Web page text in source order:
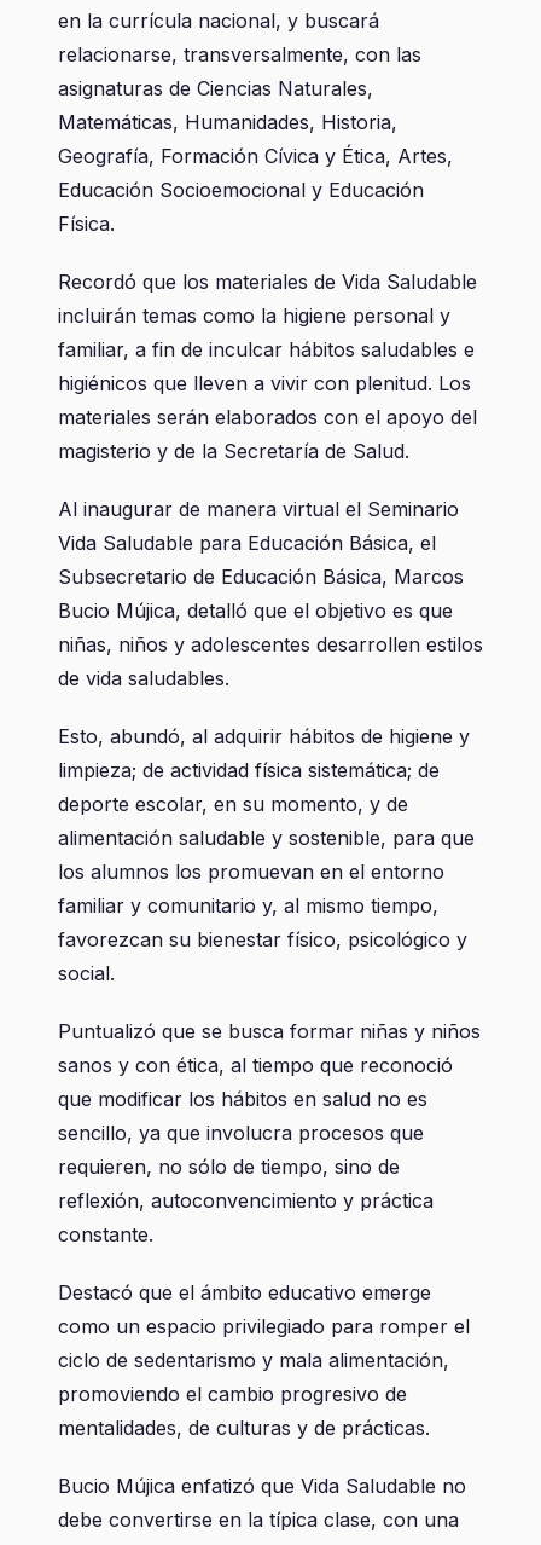
en la currícula nacional, y buscará
relacionarse, transversalmente, con las
asignaturas de Ciencias Naturales,
Matemáticas, Humanidades, Historia,
Geografía, Formación Cívica y Ética, Artes,
Educación Socioemocional y Educación
Física.
Recordó que los materiales de Vida Saludable
incluirán temas como la higiene personal y
familiar, a fin de inculcar hábitos saludables e
higiénicos que lleven a vivir con plenitud. Los
materiales serán elaborados con el apoyo del
magisterio y de la Secretaría de Salud.
Al inaugurar de manera virtual el Seminario
Vida Saludable para Educación Básica, el
Subsecretario de Educación Básica, Marcos
Bucio Mújica, detalló que el objetivo es que
niñas, niños y adolescentes desarrollen estilos
de vida saludables.
Esto, abundó, al adquirir hábitos de higiene y
limpieza; de actividad física sistemática; de
deporte escolar, en su momento, y de
alimentación saludable y sostenible, para que
los alumnos los promuevan en el entorno
familiar y comunitario y, al mismo tiempo,
favorezcan su bienestar físico, psicológico y
social.
Puntualizó que se busca formar niñas y niños
sanos y con ética, al tiempo que reconoció
que modificar los hábitos en salud no es
sencillo, ya que involucra procesos que
requieren, no sólo de tiempo, sino de
reflexión, autoconvencimiento y práctica
constante.
Destacó que el ámbito educativo emerge
como un espacio privilegiado para romper el
ciclo de sedentarismo y mala alimentación,
promoviendo el cambio progresivo de
mentalidades, de culturas y de prácticas.
Bucio Mújica enfatizó que Vida Saludable no
debe convertirse en la típica clase, con una